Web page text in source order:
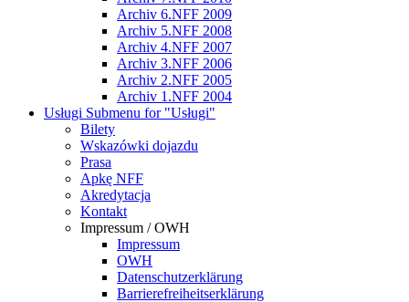
Archiv 6.NFF 2009
Archiv 5.NFF 2008
Archiv 4.NFF 2007
Archiv 3.NFF 2006
Archiv 2.NFF 2005
Archiv 1.NFF 2004
Usługi Submenu for "Usługi"
Bilety
Wskazówki dojazdu
Prasa
Apkę NFF
Akredytacja
Kontakt
Impressum / OWH
Impressum
OWH
Datenschutzerklärung
Barrierefreiheitserklärung